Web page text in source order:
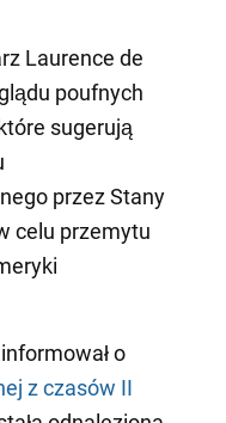
Laurence de
poufnych
sugerują
przez Stany
celu przemytu
o
z czasów II